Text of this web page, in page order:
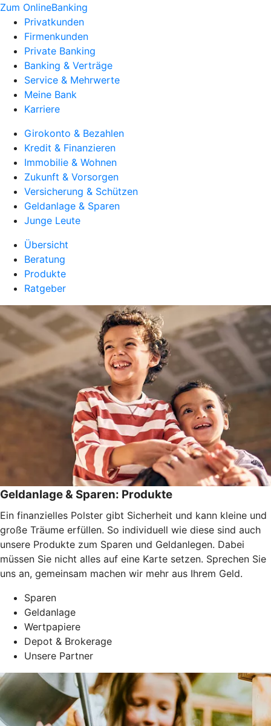
Zum OnlineBanking
Privatkunden
Firmenkunden
Private Banking
Banking & Verträge
Service & Mehrwerte
Meine Bank
Karriere
Girokonto & Bezahlen
Kredit & Finanzieren
Immobilie & Wohnen
Zukunft & Vorsorgen
Versicherung & Schützen
Geldanlage & Sparen
Junge Leute
Übersicht
Beratung
Produkte
Ratgeber
Geldanlage & Sparen: Produkte
Ein finanzielles Polster gibt Sicherheit und kann kleine und
große Träume erfüllen. So individuell wie diese sind auch
unsere Produkte zum Sparen und Geldanlegen. Dabei
müssen Sie nicht alles auf eine Karte setzen. Sprechen Sie
uns an, gemeinsam machen wir mehr aus Ihrem Geld.
Sparen
Geldanlage
Wertpapiere
Depot & Brokerage
Unsere Partner